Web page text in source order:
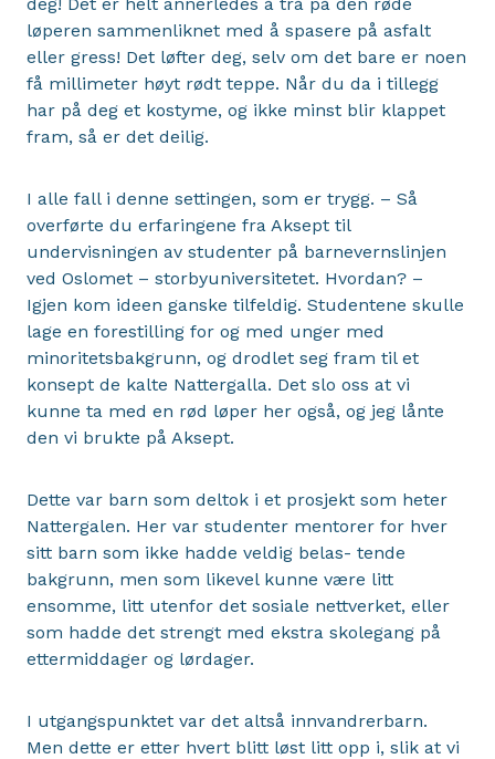
løperen sammenliknet med å spasere på asfalt
eller gress! Det løfter deg, selv om det bare er noen
få millimeter høyt rødt teppe. Når du da i tillegg
har på deg et kostyme, og ikke minst blir klappet
fram, så er det deilig.
I alle fall i denne settingen, som er trygg. – Så
overførte du erfaringene fra Aksept til
undervisningen av studenter på barnevernslinjen
ved Oslomet – storbyuniversitetet. Hvordan? –
Igjen kom ideen ganske tilfeldig. Studentene skulle
lage en forestilling for og med unger med
minoritetsbakgrunn, og drodlet seg fram til et
konsept de kalte Nattergalla. Det slo oss at vi
kunne ta med en rød løper her også, og jeg lånte
den vi brukte på Aksept.
Dette var barn som deltok i et prosjekt som heter
Nattergalen. Her var studenter mentorer for hver
sitt barn som ikke hadde veldig belas- tende
bakgrunn, men som likevel kunne være litt
ensomme, litt utenfor det sosiale nettverket, eller
som hadde det strengt med ekstra skolegang på
ettermiddager og lørdager.
I utgangspunktet var det altså innvandrerbarn.
Men dette er etter hvert blitt løst litt opp i, slik at vi